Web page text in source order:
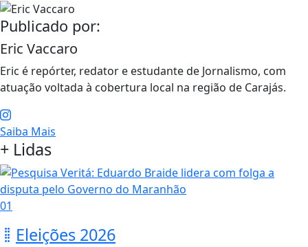
Publicado por:
Eric Vaccaro
Eric é repórter, redator e estudante de Jornalismo, com
atuação voltada à cobertura local na região de Carajás.
Saiba Mais
+ Lidas
01
Eleições 2026